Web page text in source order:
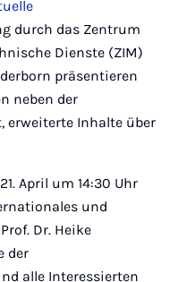
durch das Zentrum
Dienste (ZIM)
präsentieren
neben der
erweiterte Inhalte über
April um 14:30 Uhr
und
Dr. Heike
der
alle Interessierten